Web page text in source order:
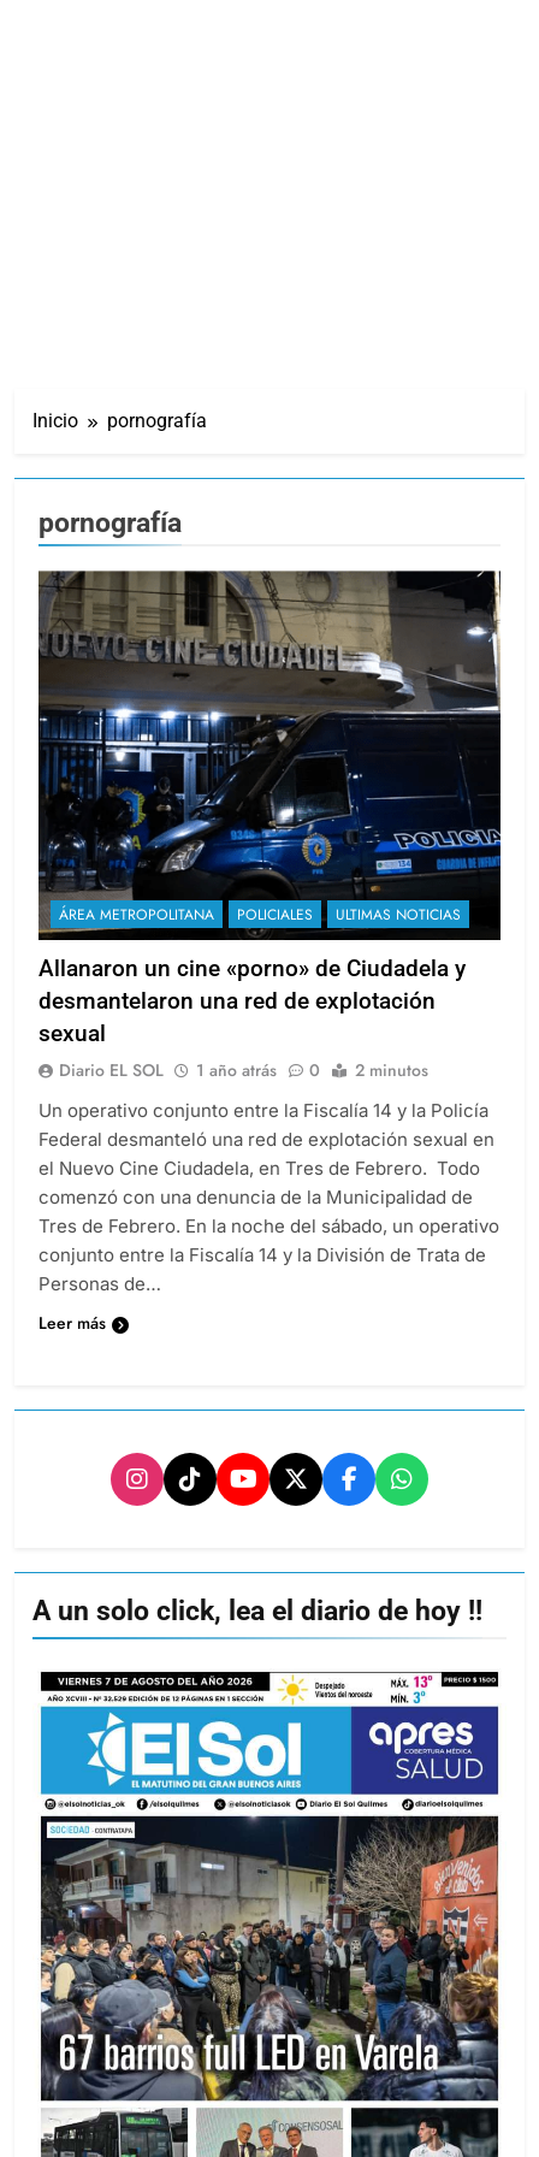
Inicio pornografía
pornografía
ÁREA METROPOLITANA POLICIALES ULTIMAS NOTICIAS
Allanaron un cine «porno» de Ciudadela y
desmantelaron una red de explotación
sexual
Diario EL SOL 1 año atrás 0 2 minutos
Un operativo conjunto entre la Fiscalía 14 y la Policía
Federal desmanteló una red de explotación sexual en
el Nuevo Cine Ciudadela, en Tres de Febrero. Todo
comenzó con una denuncia de la Municipalidad de
Tres de Febrero. En la noche del sábado, un operativo
conjunto entre la Fiscalía 14 y la División de Trata de
Personas de…
Leer más
A un solo click, lea el diario de hoy !!